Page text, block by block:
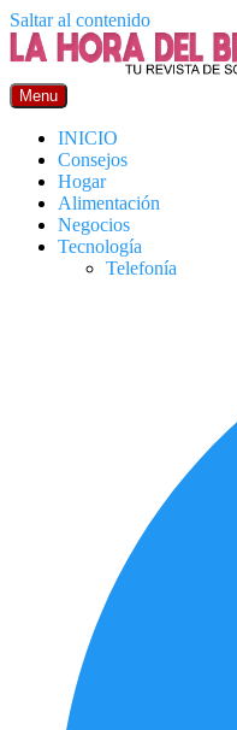
Saltar al contenido
Menu
INICIO
Consejos
Hogar
Alimentación
Negocios
Tecnología
Telefonía